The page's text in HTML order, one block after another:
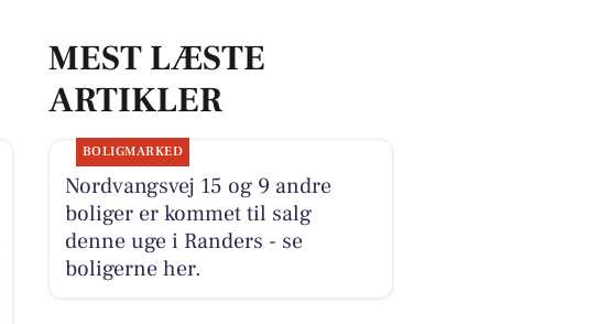
MEST LÆSTE
ARTIKLER
BOLIGMARKED
Nordvangsvej 15 og 9 andre
boliger er kommet til salg
denne uge i Randers - se
boligerne her.